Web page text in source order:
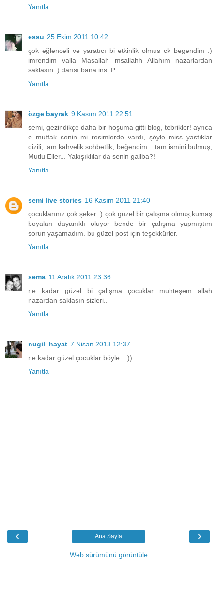
Yanıtla
essu 25 Ekim 2011 10:42
çok eğlenceli ve yaratıcı bi etkinlik olmus ck begendim :)
imrendim valla Masallah msallahh Allahım nazarlardan
saklasın :) darısı bana ins :P
Yanıtla
özge bayrak 9 Kasım 2011 22:51
semi, gezindikçe daha bir hoşuma gitti blog, tebrikler! ayrıca
o mutfak senin mi resimlerde vardı, şöyle miss yastıklar
dizili, tam kahvelik sohbetlik, beğendim... tam ismini bulmuş,
Mutlu Eller... Yakışıklılar da senin galiba?!
Yanıtla
semi live stories 16 Kasım 2011 21:40
çocuklarınız çok şeker :) çok güzel bir çalışma olmuş,kumaş
boyaları dayanıklı oluyor bende bir çalışma yapmıştım
sorun yaşamadım. bu güzel post için teşekkürler.
Yanıtla
sema 11 Aralık 2011 23:36
ne kadar güzel bi çalışma çocuklar muhteşem allah
nazardan saklasın sizleri..
Yanıtla
nugili hayat 7 Nisan 2013 12:37
ne kadar güzel çocuklar böyle...:))
Yanıtla
‹ ›
Ana Sayfa
Web sürümünü görüntüle